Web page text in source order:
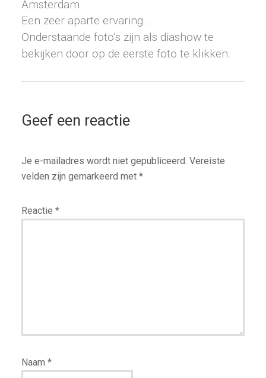
Amsterdam.
Een zeer aparte ervaring…
Onderstaande foto’s zijn als diashow te
bekijken door op de eerste foto te klikken.
Geef een reactie
Je e-mailadres wordt niet gepubliceerd. Vereiste
velden zijn gemarkeerd met *
Reactie *
Naam *